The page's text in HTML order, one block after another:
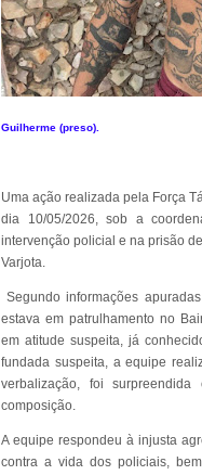
Guilherme (preso).
Uma ação realizada pela Força
dia 10/05/2026, sob a
intervenção policial e na prisão
Varjota.
Segundo informações
estava em patrulhamento no
em atitude suspeita, já
fundada suspeita, a equipe
verbalização, foi
composição.
A equipe respondeu à injusta
contra a vida dos policiais,